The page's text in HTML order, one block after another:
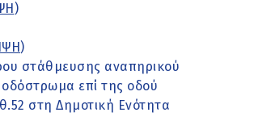
)
)
στάθμευσης αναπηρικού
επί της οδού
στη Δημοτική Ενότητα